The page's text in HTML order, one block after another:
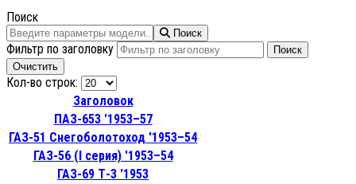
Поиск
Поиск
Фильтр по заголовку
Поиск
Очистить
Кол-во строк:
Заголовок
ПАЗ-653 '1953–57
ГАЗ-51 Снегоболотоход '1953–54
ГАЗ-56 (I серия) '1953–54
ГАЗ-69 Т-3 '1953